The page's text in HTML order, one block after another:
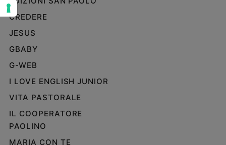
Musica
Famiglia
educazione
Genitori
e
Nonni
Coppia
Scuola
CREDERE
JESUS
GBABY
G-WEB
I LOVE ENGLISH JUNIOR
VITA PASTORALE
IL COOPERATORE
PAOLINO
MARIA CON TE